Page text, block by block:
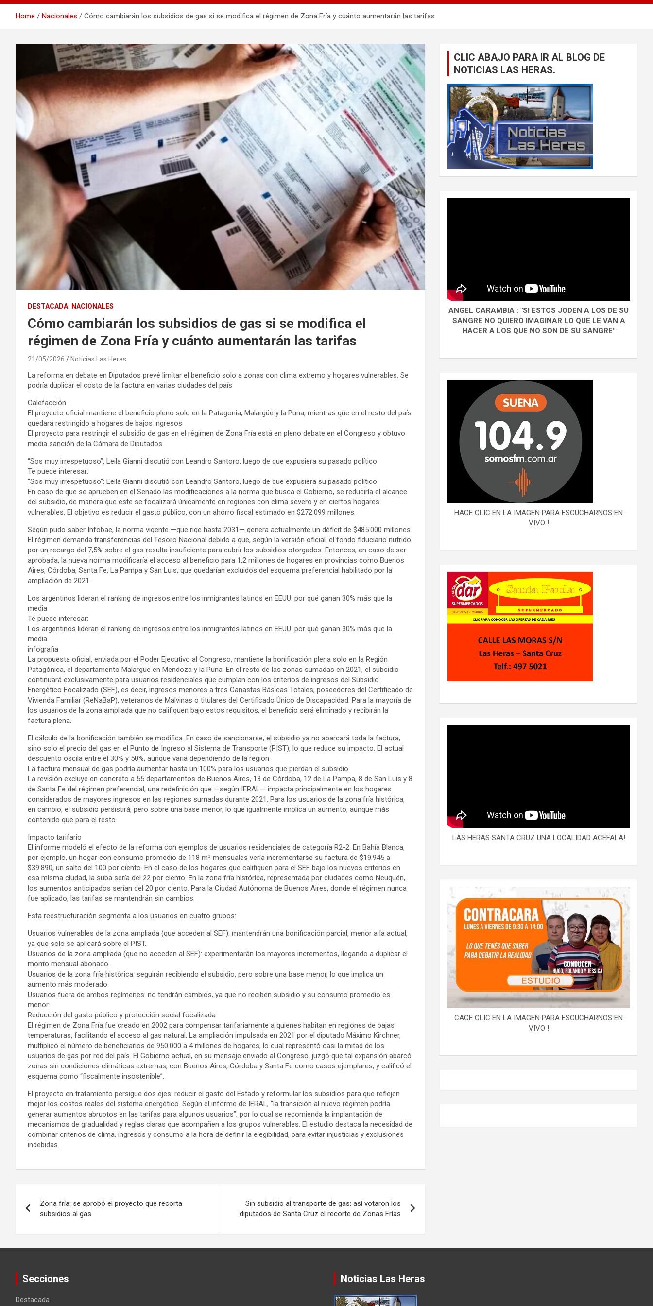
Home Nacionales Cómo cambiarán los subsidios de gas si se modifica el régimen de Zona Fría y cuánto aumentarán las tarifas
DESTACADA NACIONALES
Cómo cambiarán los subsidios de gas si se modifica el
régimen de Zona Fría y cuánto aumentarán las tarifas
21/05/2026 Noticias Las Heras
La reforma en debate en Diputados prevé limitar el beneficio solo a zonas con clima extremo y hogares vulnerables. Se
podría duplicar el costo de la factura en varias ciudades del país
Calefacción
El proyecto oficial mantiene el beneficio pleno solo en la Patagonia, Malargüe y la Puna, mientras que en el resto del país
quedará restringido a hogares de bajos ingresos
El proyecto para restringir el subsidio de gas en el régimen de Zona Fría está en pleno debate en el Congreso y obtuvo
media sanción de la Cámara de Diputados.
“Sos muy irrespetuoso”: Leila Gianni discutió con Leandro Santoro, luego de que expusiera su pasado político
Te puede interesar:
“Sos muy irrespetuoso”: Leila Gianni discutió con Leandro Santoro, luego de que expusiera su pasado político
En caso de que se aprueben en el Senado las modificaciones a la norma que busca el Gobierno, se reduciría el alcance
del subsidio, de manera que este se focalizará únicamente en regiones con clima severo y en ciertos hogares
vulnerables. El objetivo es reducir el gasto público, con un ahorro fiscal estimado en $272.099 millones.
Según pudo saber Infobae, la norma vigente —que rige hasta 2031— genera actualmente un déficit de $485.000 millones.
El régimen demanda transferencias del Tesoro Nacional debido a que, según la versión oficial, el fondo fiduciario nutrido
por un recargo del 7,5% sobre el gas resulta insuficiente para cubrir los subsidios otorgados. Entonces, en caso de ser
aprobada, la nueva norma modificaría el acceso al beneficio para 1,2 millones de hogares en provincias como Buenos
Aires, Córdoba, Santa Fe, La Pampa y San Luis, que quedarían excluidos del esquema preferencial habilitado por la
ampliación de 2021.
Los argentinos lideran el ranking de ingresos entre los inmigrantes latinos en EEUU: por qué ganan 30% más que la
media
Te puede interesar:
Los argentinos lideran el ranking de ingresos entre los inmigrantes latinos en EEUU: por qué ganan 30% más que la
media
infografia
La propuesta oficial, enviada por el Poder Ejecutivo al Congreso, mantiene la bonificación plena solo en la Región
Patagónica, el departamento Malargüe en Mendoza y la Puna. En el resto de las zonas sumadas en 2021, el subsidio
continuará exclusivamente para usuarios residenciales que cumplan con los criterios de ingresos del Subsidio
Energético Focalizado (SEF), es decir, ingresos menores a tres Canastas Básicas Totales, poseedores del Certificado de
Vivienda Familiar (ReNaBaP), veteranos de Malvinas o titulares del Certificado Único de Discapacidad. Para la mayoría de
los usuarios de la zona ampliada que no califiquen bajo estos requisitos, el beneficio será eliminado y recibirán la
factura plena.
El cálculo de la bonificación también se modifica. En caso de sancionarse, el subsidio ya no abarcará toda la factura,
sino solo el precio del gas en el Punto de Ingreso al Sistema de Transporte (PIST), lo que reduce su impacto. El actual
descuento oscila entre el 30% y 50%, aunque varía dependiendo de la región.
La factura mensual de gas podría aumentar hasta un 100% para los usuarios que pierdan el subsidio
La revisión excluye en concreto a 55 departamentos de Buenos Aires, 13 de Córdoba, 12 de La Pampa, 8 de San Luis y 8
de Santa Fe del régimen preferencial, una redefinición que —según IERAL— impacta principalmente en los hogares
considerados de mayores ingresos en las regiones sumadas durante 2021. Para los usuarios de la zona fría histórica,
en cambio, el subsidio persistirá, pero sobre una base menor, lo que igualmente implica un aumento, aunque más
contenido que para el resto.
Impacto tarifario
El informe modeló el efecto de la reforma con ejemplos de usuarios residenciales de categoría R2-2. En Bahía Blanca,
por ejemplo, un hogar con consumo promedio de 118 m³ mensuales vería incrementarse su factura de $19.945 a
$39.890, un salto del 100 por ciento. En el caso de los hogares que califiquen para el SEF bajo los nuevos criterios en
esa misma ciudad, la suba sería del 22 por ciento. En la zona fría histórica, representada por ciudades como Neuquén,
los aumentos anticipados serían del 20 por ciento. Para la Ciudad Autónoma de Buenos Aires, donde el régimen nunca
fue aplicado, las tarifas se mantendrán sin cambios.
Esta reestructuración segmenta a los usuarios en cuatro grupos:
Usuarios vulnerables de la zona ampliada (que acceden al SEF): mantendrán una bonificación parcial, menor a la actual,
ya que solo se aplicará sobre el PIST.
Usuarios de la zona ampliada (que no acceden al SEF): experimentarán los mayores incrementos, llegando a duplicar el
monto mensual abonado.
Usuarios de la zona fría histórica: seguirán recibiendo el subsidio, pero sobre una base menor, lo que implica un
aumento más moderado.
Usuarios fuera de ambos regímenes: no tendrán cambios, ya que no reciben subsidio y su consumo promedio es
menor.
Reducción del gasto público y protección social focalizada
El régimen de Zona Fría fue creado en 2002 para compensar tarifariamente a quienes habitan en regiones de bajas
temperaturas, facilitando el acceso al gas natural. La ampliación impulsada en 2021 por el diputado Máximo Kirchner,
multiplicó el número de beneficiarios de 950.000 a 4 millones de hogares, lo cual representó casi la mitad de los
usuarios de gas por red del país. El Gobierno actual, en su mensaje enviado al Congreso, juzgó que tal expansión abarcó
zonas sin condiciones climáticas extremas, con Buenos Aires, Córdoba y Santa Fe como casos ejemplares, y calificó el
esquema como “fiscalmente insostenible”.
El proyecto en tratamiento persigue dos ejes: reducir el gasto del Estado y reformular los subsidios para que reflejen
mejor los costos reales del sistema energético. Según el informe de IERAL, “la transición al nuevo régimen podría
generar aumentos abruptos en las tarifas para algunos usuarios”, por lo cual se recomienda la implantación de
mecanismos de gradualidad y reglas claras que acompañen a los grupos vulnerables. El estudio destaca la necesidad de
combinar criterios de clima, ingresos y consumo a la hora de definir la elegibilidad, para evitar injusticias y exclusiones
indebidas.
de
entradas
Zona fría: se aprobó el proyecto que recorta
subsidios al gas
Sin subsidio al transporte de gas: así votaron los
diputados de Santa Cruz el recorte de Zonas Frías
CLIC ABAJO PARA IR AL BLOG DE
NOTICIAS LAS HERAS.
ANGEL CARAMBIA : "SI ESTOS JODEN A LOS DE SU
SANGRE NO QUIERO IMAGINAR LO QUE LE VAN A
HACER A LOS QUE NO SON DE SU SANGRE"
HACE CLIC EN LA IMAGEN PARA ESCUCHARNOS EN
VIVO !
LAS HERAS SANTA CRUZ UNA LOCALIDAD ACEFALA!
CACE CLIC EN LA IMAGEN PARA ESCUCHARNOS EN
VIVO !
Secciones
Destacada
Noticias Las Heras